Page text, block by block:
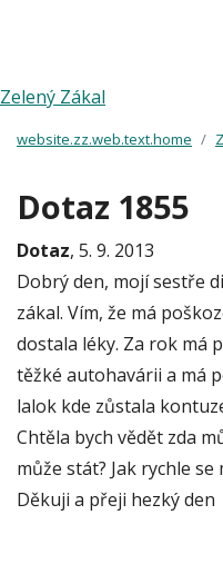
Zelený Zákal
website.zz.web.text.home
Dotaz 1855
Dotaz, 5. 9. 2013
Dobrý den, mojí sestře
zákal. Vím, že má
dostala léky. Za rok má
těžké autohavárii a má
lalok kde zůstala
Chtěla bych vědět zda
může stát? Jak rychle
Děkuji a přeji hezký den